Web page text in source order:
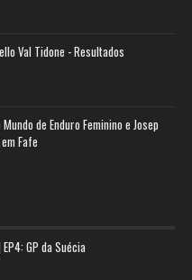
Val Tidone - Resultados
de Enduro Feminino e Josep
Fafe
GP da Suécia